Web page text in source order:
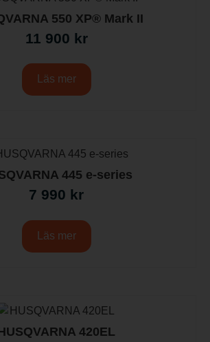
550 XP® Mark II
11 900 kr
Läs mer
445 e-series
7 990 kr
Läs mer
420EL